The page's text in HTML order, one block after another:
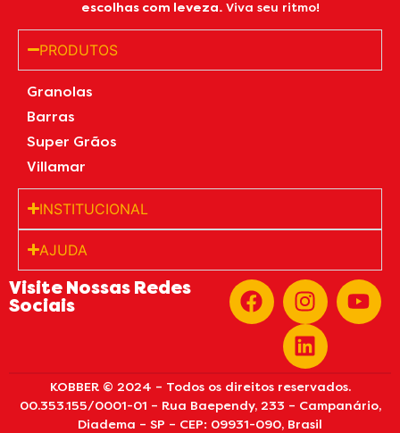
escolhas com leveza.Viva seu ritmo!
PRODUTOS
Granolas
Barras
Super Grãos
Villamar
INSTITUCIONAL
AJUDA
Visite Nossas Redes
Sociais
KOBBER © 2024 – Todos os direitos reservados.
00.353.155/0001-01 – Rua Baependy, 233 – Campanário,
Diadema – SP – CEP: 09931-090, Brasil